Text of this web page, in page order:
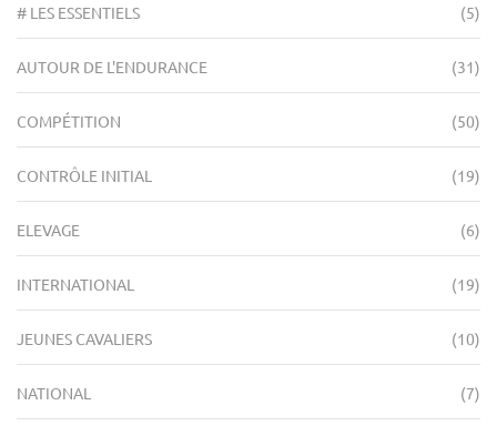
# LES ESSENTIELS (5)
AUTOUR DE L'ENDURANCE (31)
COMPÉTITION (50)
CONTRÔLE INITIAL (19)
ELEVAGE (6)
INTERNATIONAL (19)
JEUNES CAVALIERS (10)
NATIONAL (7)